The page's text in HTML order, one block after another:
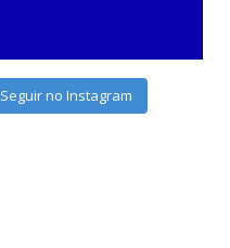
Seguir no Instagram